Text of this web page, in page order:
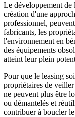
Le développement de
création d'une
professionnel,
fabricants, les
l'environnement en
des équipements
atteint leur plein
Pour que le leasing
propriétaires de
ne peuvent plus être
ou démantelés et
contribuer à boucler